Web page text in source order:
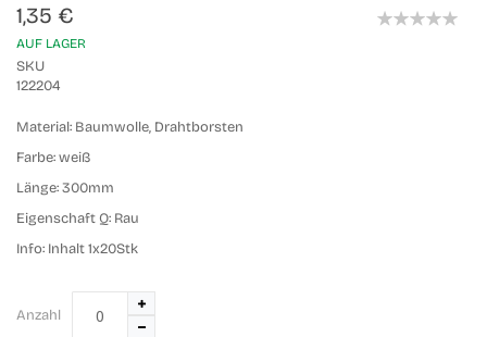
1,35 €
AUF LAGER
SKU
122204
Material: Baumwolle, Drahtborsten
Farbe:weiß
Länge:300mm
Eigenschaft Q: Rau
Info: Inhalt 1x20Stk
Anzahl
beginning
of
images
gallery